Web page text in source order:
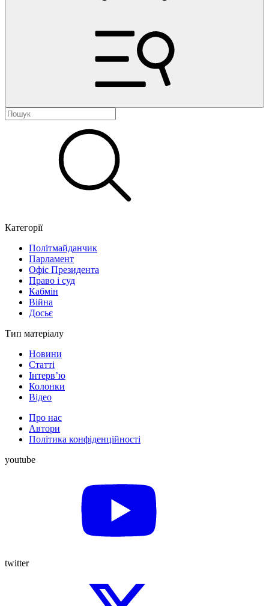
Категорії
Політмайданчик
Парламент
Офіс Президента
Право і суд
Кабмін
Війна
Досьє
Тип матеріалу
Новини
Статті
Інтерв’ю
Колонки
Відео
Про нас
Автори
Політика конфіденційності
youtube
twitter